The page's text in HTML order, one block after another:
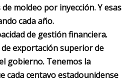
moldeo por inyección. Y esas
cada año.
de gestión financiera.
exportación superior de
gobierno. Tenemos la
cada centavo estadounidense